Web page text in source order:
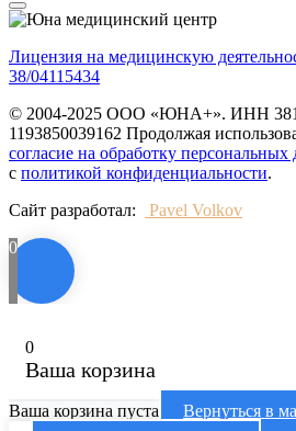
Лицензия на медицинскую
38/04115434
© 2004-2025 ООО «ЮНА+». ИНН
1193850039162 Продолжая
согласие на обработку
с политикой конфиденциальности.
Сайт разработал:
Pavel Volkov
0
0
Ваша корзина
Ваша корзина пуста Вернуться в